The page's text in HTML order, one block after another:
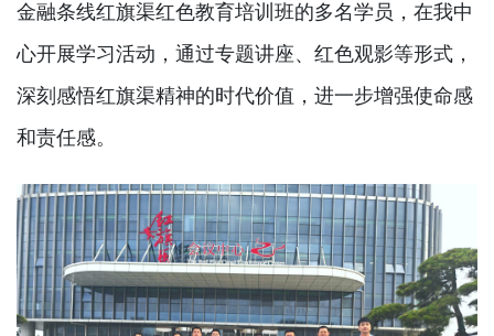
金融条线红旗渠红色教育培训班的多名学员，在我中
心开展学习活动，通过专题讲座、红色观影等形式，
深刻感悟红旗渠精神的时代价值，进一步增强使命感
和责任感。